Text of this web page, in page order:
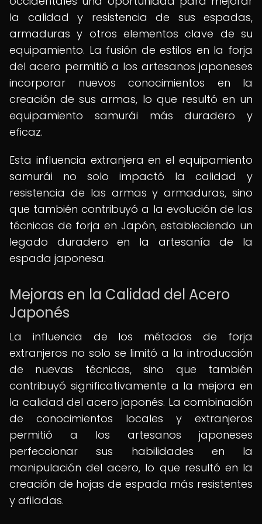
la calidad y resistencia de sus espadas,
armaduras y otros elementos clave de su
equipamiento. La fusión de estilos en la forja
del acero permitió a los artesanos japoneses
incorporar nuevos conocimientos en la
creación de sus armas, lo que resultó en un
equipamiento samurái más duradero y
eficaz.
Esta influencia extranjera en el equipamiento
samurái no solo impactó la calidad y
resistencia de las armas y armaduras, sino
que también contribuyó a la evolución de las
técnicas de forja en Japón, estableciendo un
legado duradero en la artesanía de la
espada japonesa.
Mejoras en la Calidad del Acero
Japonés
La influencia de los métodos de forja
extranjeros no solo se limitó a la introducción
de nuevas técnicas, sino que también
contribuyó significativamente a la mejora en
la calidad del acero japonés. La combinación
de conocimientos locales y extranjeros
permitió a los artesanos japoneses
perfeccionar sus habilidades en la
manipulación del acero, lo que resultó en la
creación de hojas de espada más resistentes
y afiladas.